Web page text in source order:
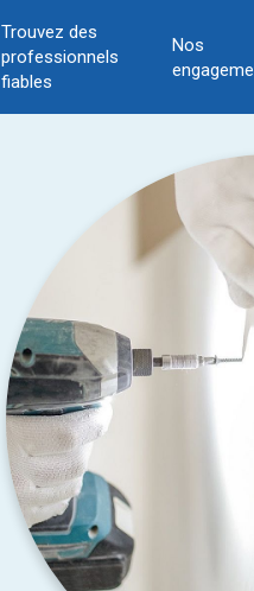
Trouvez des
professionnels
fiables
Nos